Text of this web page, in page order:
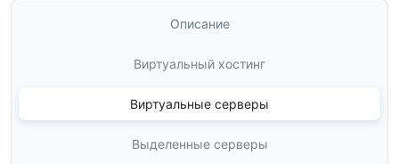
Описание
Виртуальный хостинг
Виртуальные серверы
Выделенные серверы